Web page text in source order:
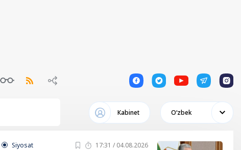
1 1 1 1 1
Кabinet Oʻzbek
Siyosat 17:31 / 04.08.2026